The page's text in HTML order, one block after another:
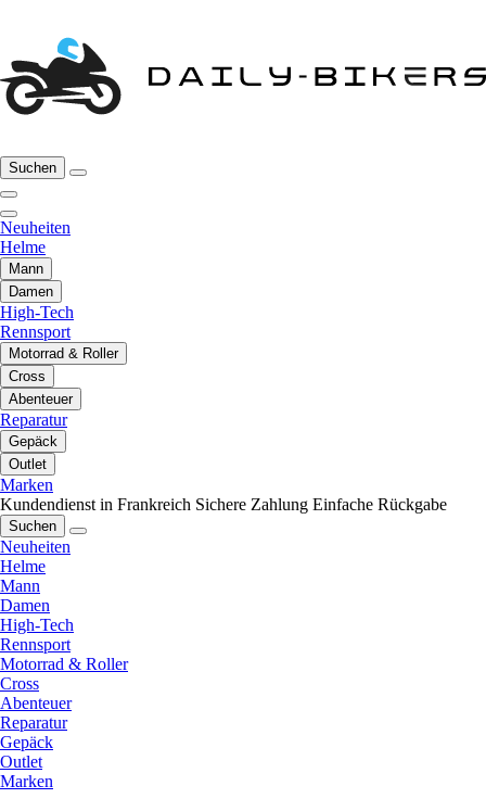
Suchen
Neuheiten
Helme
Mann
Damen
High-Tech
Rennsport
Motorrad & Roller
Cross
Abenteuer
Reparatur
Gepäck
Outlet
Marken
Kundendienst in Frankreich Sichere Zahlung Einfache Rückgabe
Suchen
Neuheiten
Helme
Mann
Damen
High-Tech
Rennsport
Motorrad & Roller
Cross
Abenteuer
Reparatur
Gepäck
Outlet
Marken